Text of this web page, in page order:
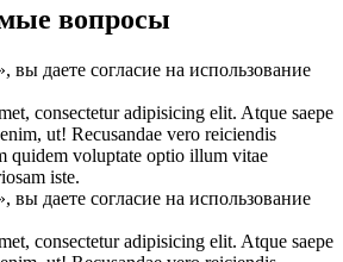
вопросы
вы даете согласие на использование
consectetur adipisicing elit. Atque saepe
ut! Recusandae vero reiciendis
quidem voluptate optio illum vitae
iste.
вы даете согласие на использование
consectetur adipisicing elit. Atque saepe